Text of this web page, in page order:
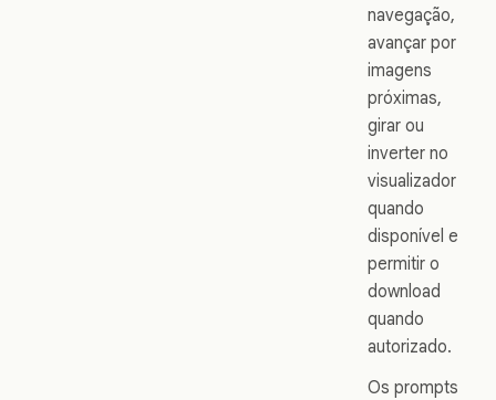
navegação,
avançar por
imagens
próximas,
girar ou
inverter no
visualizador
quando
disponível e
permitir o
download
quando
autorizado.
Os prompts